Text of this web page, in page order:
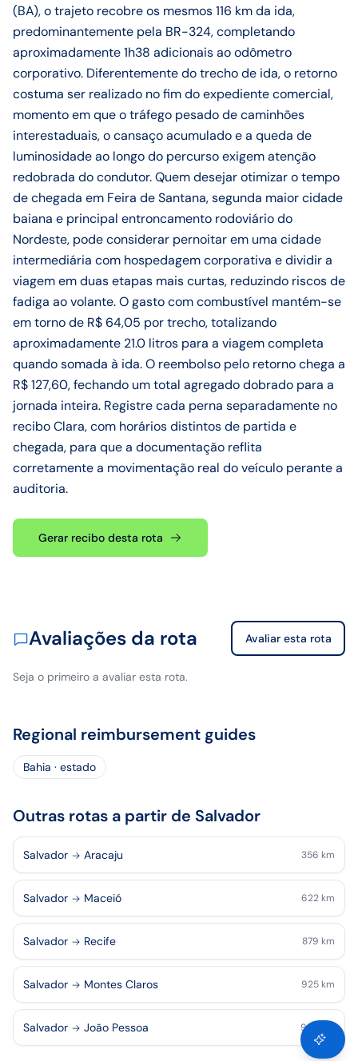
(BA), o trajeto recobre os mesmos 116 km da ida,
predominantemente pela BR-324, completando
aproximadamente 1h38 adicionais ao odômetro
corporativo. Diferentemente do trecho de ida, o retorno
costuma ser realizado no fim do expediente comercial,
momento em que o tráfego pesado de caminhões
interestaduais, o cansaço acumulado e a queda de
luminosidade ao longo do percurso exigem atenção
redobrada do condutor. Quem desejar otimizar o tempo
de chegada em Feira de Santana, segunda maior cidade
baiana e principal entroncamento rodoviário do
Nordeste, pode considerar pernoitar em uma cidade
intermediária com hospedagem corporativa e dividir a
viagem em duas etapas mais curtas, reduzindo riscos de
fadiga ao volante. O gasto com combustível mantém-se
em torno de R$ 64,05 por trecho, totalizando
aproximadamente 21.0 litros para a viagem completa
quando somada à ida. O reembolso pelo retorno chega a
R$ 127,60, fechando um total agregado dobrado para a
jornada inteira. Registre cada perna separadamente no
recibo Clara, com horários distintos de partida e
chegada, para que a documentação reflita
corretamente a movimentação real do veículo perante a
auditoria.
Gerar recibo desta rota
Avaliações da rota Avaliar esta rota
Seja o primeiro a avaliar esta rota.
Regional reimbursement guides
Bahia · estado
Outras rotas a partir de Salvador
Salvador Aracaju 356 km
Salvador Maceió 622 km
Salvador Recife 879 km
Salvador Montes Claros 925 km
Salvador João Pessoa 993